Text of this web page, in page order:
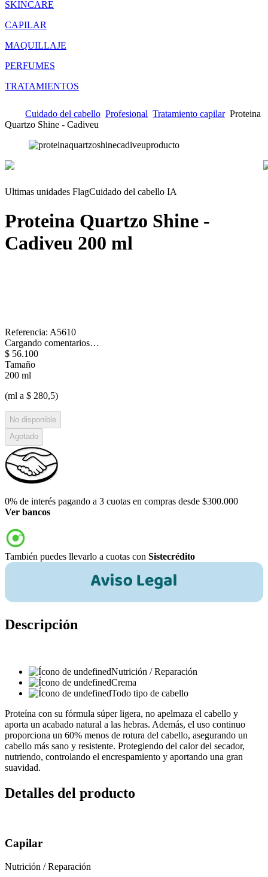
SKINCARE
CAPILAR
MAQUILLAJE
PERFUMES
TRATAMIENTOS
Cuidado del cabello Profesional Tratamiento capilar Proteina
Quartzo Shine - Cadiveu
Ultimas unidades FlagCuidado del cabello IA
Proteina Quartzo Shine -
Cadiveu 200 ml
Referencia: A5610
Cargando comentarios…
$ 56.100
Tamaño
200 ml
(ml a $ 280,5)
No disponible
Agotado
0% de interés pagando a 3 cuotas en compras desde $300.000
Ver bancos
También puedes llevarlo a cuotas con Sistecrédito
Descripción
Nutrición / Reparación
Crema
Todo tipo de cabello
Proteína con su fórmula súper ligera, no apelmaza el cabello y
aporta un acabado natural a las hebras. Además, el uso continuo
proporciona un 60% menos de rotura del cabello, asegurando un
cabello más sano y resistente. Protegiendo del calor del secador,
nutriendo, controlando el encrespamiento y aportando una gran
suavidad.
Detalles del producto
Capilar
Nutrición / Reparación